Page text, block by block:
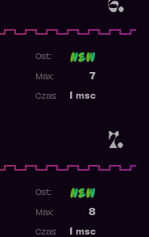
7.
Ost:
7
Max:
msc
Czas:
Ost:
8
Max:
msc
Czas: